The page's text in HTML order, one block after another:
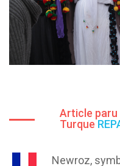
Article paru
Turque
Newroz,